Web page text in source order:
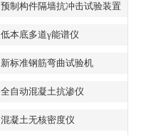
预制构件隔墙抗冲击试验装置
低本底多道γ能谱仪
新标准钢筋弯曲试验机
全自动混凝土抗渗仪
混凝土无核密度仪